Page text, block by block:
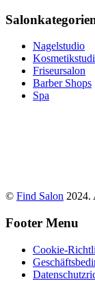
Nagelstudio
Friseursalon
Barber Shops
Spa
© Find Salon 2024.
Footer Menu
Cookie-